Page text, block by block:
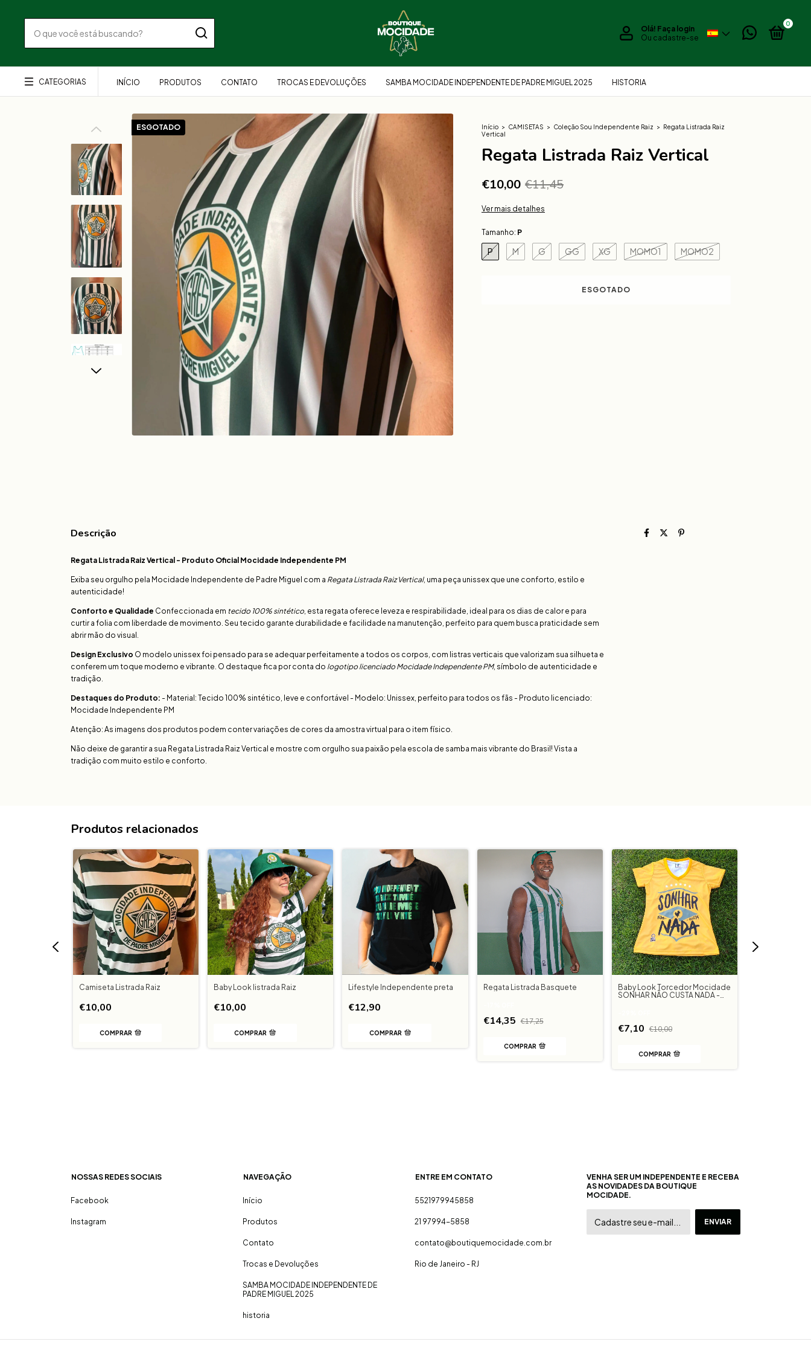
Olá! Faça login
Ou cadastre-se
0
CATEGORIAS INÍCIO PRODUTOS CONTATO TROCAS E DEVOLUÇÕES SAMBA MOCIDADE INDEPENDENTE DE PADRE MIGUEL 2025 HISTORIA
ESGOTADO Início > CAMISETAS > Coleção Sou Independente Raiz > Regata Listrada Raiz
Vertical
Regata Listrada Raiz Vertical
€10,00 €11,45
Ver mais detalhes
Tamanho: P
P M G GG XG MOMO1 MOMO2
Descrição
Regata Listrada Raiz Vertical - Produto Oficial Mocidade Independente PM
Exiba seu orgulho pela Mocidade Independente de Padre Miguel com a Regata Listrada Raiz Vertical, uma peça unissex que une conforto, estilo e
autenticidade!
Conforto e Qualidade Confeccionada em tecido 100% sintético , esta regata oferece leveza e respirabilidade, ideal para os dias de calor e para
curtir a folia com liberdade de movimento. Seu tecido garante durabilidade e facilidade na manutenção, perfeito para quem busca praticidade sem
abrir mão do visual.
Design Exclusivo O modelo unissex foi pensado para se adequar perfeitamente a todos os corpos, com listras verticais que valorizam sua silhueta e
conferem um toque moderno e vibrante. O destaque fica por conta do logotipo licenciado Mocidade Independente PM, símbolo de autenticidade e
tradição.
Destaques do Produto: - Material: Tecido 100% sintético, leve e confortável - Modelo: Unissex, perfeito para todos os fãs - Produto licenciado:
Mocidade Independente PM
Atenção: As imagens dos produtos podem conter variações de cores da amostra virtual para o item físico.
Não deixe de garantir a sua Regata Listrada Raiz Vertical e mostre com orgulho sua paixão pela escola de samba mais vibrante do Brasil! Vista a
tradição com muito estilo e conforto.
Produtos relacionados
Camiseta Listrada Raiz
€10,00
COMPRAR
Baby Look listrada Raiz
€10,00
COMPRAR
Lifestyle Independente preta
€12,90
COMPRAR
Regata Listrada Basquete
€14,35 €17,25
COMPRAR
Baby Look Torcedor Mocidade
SONHAR NÃO CUSTA NADA -
€7,10 €10,00
COMPRAR
NOSSAS REDES SOCIAIS
Facebook
Instagram
NAVEGAÇÃO
Início
Produtos
Contato
Trocas e Devoluções
SAMBA MOCIDADE INDEPENDENTE DE
PADRE MIGUEL 2025
historia
ENTRE EM CONTATO
5521979945858
21 97994-5858
contato@boutiquemocidade.com.br
Rio de Janeiro - RJ
VENHA SER UM INDEPENDENTE E RECEBA
AS NOVIDADES DA BOUTIQUE
MOCIDADE.